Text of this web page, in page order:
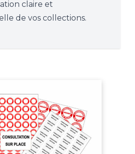
claire et
de vos collections.